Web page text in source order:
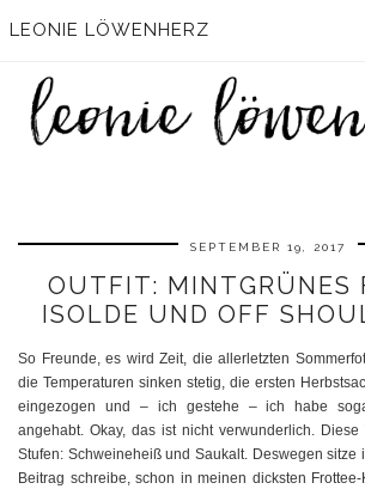
LEONIE LÖWENHERZ
SEPTEMBER 19, 2017
OUTFIT: MINTGRÜNES
ISOLDE UND OFF
So Freunde, es wird Zeit, die allerletzten
die Temperaturen sinken stetig, die ersten
eingezogen und – ich gestehe – ich habe
angehabt. Okay, das ist nicht verwunderlich.
Stufen: Schweineheiß und Saukalt. Deswegen sitze
Beitrag schreibe, schon in meinen dicksten